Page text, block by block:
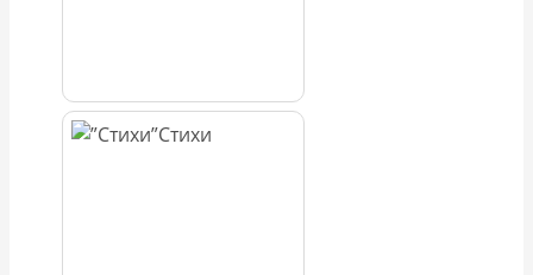
Стихи